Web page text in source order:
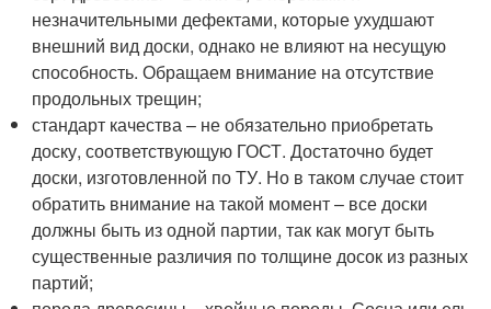
незначительными дефектами, которые ухудшают
внешний вид доски, однако не влияют на несущую
способность. Обращаем внимание на отсутствие
продольных трещин;
стандарт качества – не обязательно приобретать
доску, соответствующую ГОСТ. Достаточно будет
доски, изготовленной по ТУ. Но в таком случае стоит
обратить внимание на такой момент – все доски
должны быть из одной партии, так как могут быть
существенные различия по толщине досок из разных
партий;